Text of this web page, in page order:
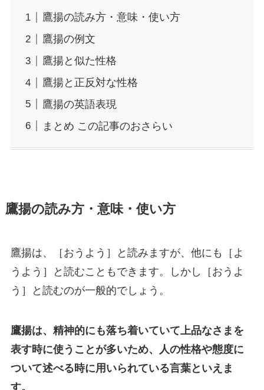
鷹揚の読み方・意味・使い方
鷹揚の例文
鷹揚と似た性格
鷹揚と正反対な性格
鷹揚の英語表現
まとめ この記事のおさらい
鷹揚の読み方・意味・使い方
鷹揚は、［おうよう］と読みますが、他にも［よ
うよう］と読むこともできます。しかし［おうよ
う］と読むのが一般的でしょう。
鷹揚は、精神的にも落ち着いていて上品なさまを
表す時に使うことが多いため、人の性格や態度に
ついて述べる時に用いられている言葉といえま
す。